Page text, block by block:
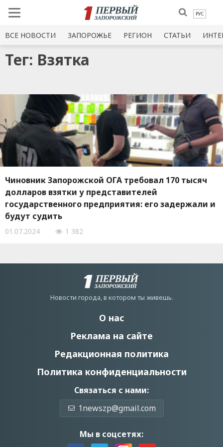
РУС
ВСЕ НОВОСТИ ЗАПОРОЖЬЕ РЕГИОН СТАТЬИ
Тег: Взятка
Чиновник Запорожской ОГА требовал 170 тысяч
долларов взятки у представителей
государственного предприятия: его задержали и
будут судить
01.07.2024 1 382
Новости города, в котором ты живешь.
О нас
Реклама на сайте
Редакционная политика
Политика конфиденциальности
Связаться с нами:
1newszp@gmail.com
Мы в соцсетях: